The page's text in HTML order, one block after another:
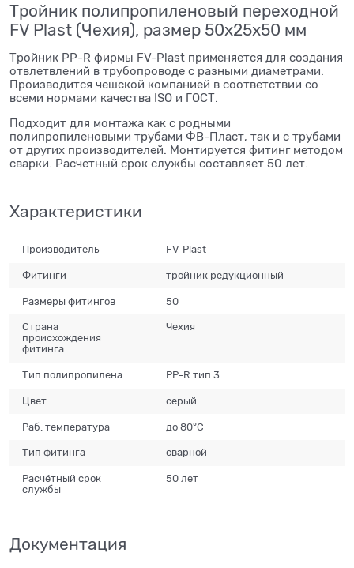
Тройник полипропиленовый переходной
FV Plast (Чехия), размер 50x25x50 мм
Тройник PP-R фирмы FV-Plast применяется для создания
отвлетвлений в трубопроводе с разными диаметрами.
Производится чешской компанией в соответствии со
всеми нормами качества ISO и ГОСТ.
Подходит для монтажа как с родными
полипропиленовыми трубами ФВ-Пласт, так и с трубами
от других производителей. Монтируется фитинг методом
сварки. Расчетный срок службы составляет 50 лет.
Характеристики
Производитель FV-Plast
Фитинги тройник редукционный
Размеры фитингов 50
Страна
происхождения
фитинга
Чехия
Тип полипропилена PP-R тип 3
Цвет серый
Раб. температура до 80°С
Тип фитинга сварной
Расчётный срок
службы
50 лет
Документация